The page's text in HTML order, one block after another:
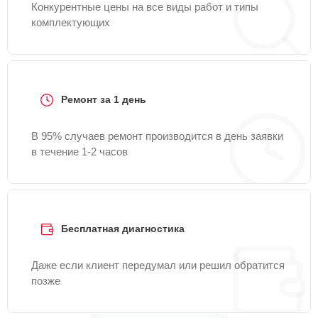
Конкурентные цены на все виды работ и типы
комплектующих
Ремонт за 1 день
В 95% случаев ремонт производится в день заявки
в течение 1-2 часов
Бесплатная диагностика
Даже если клиент передумал или решил обратится
позже